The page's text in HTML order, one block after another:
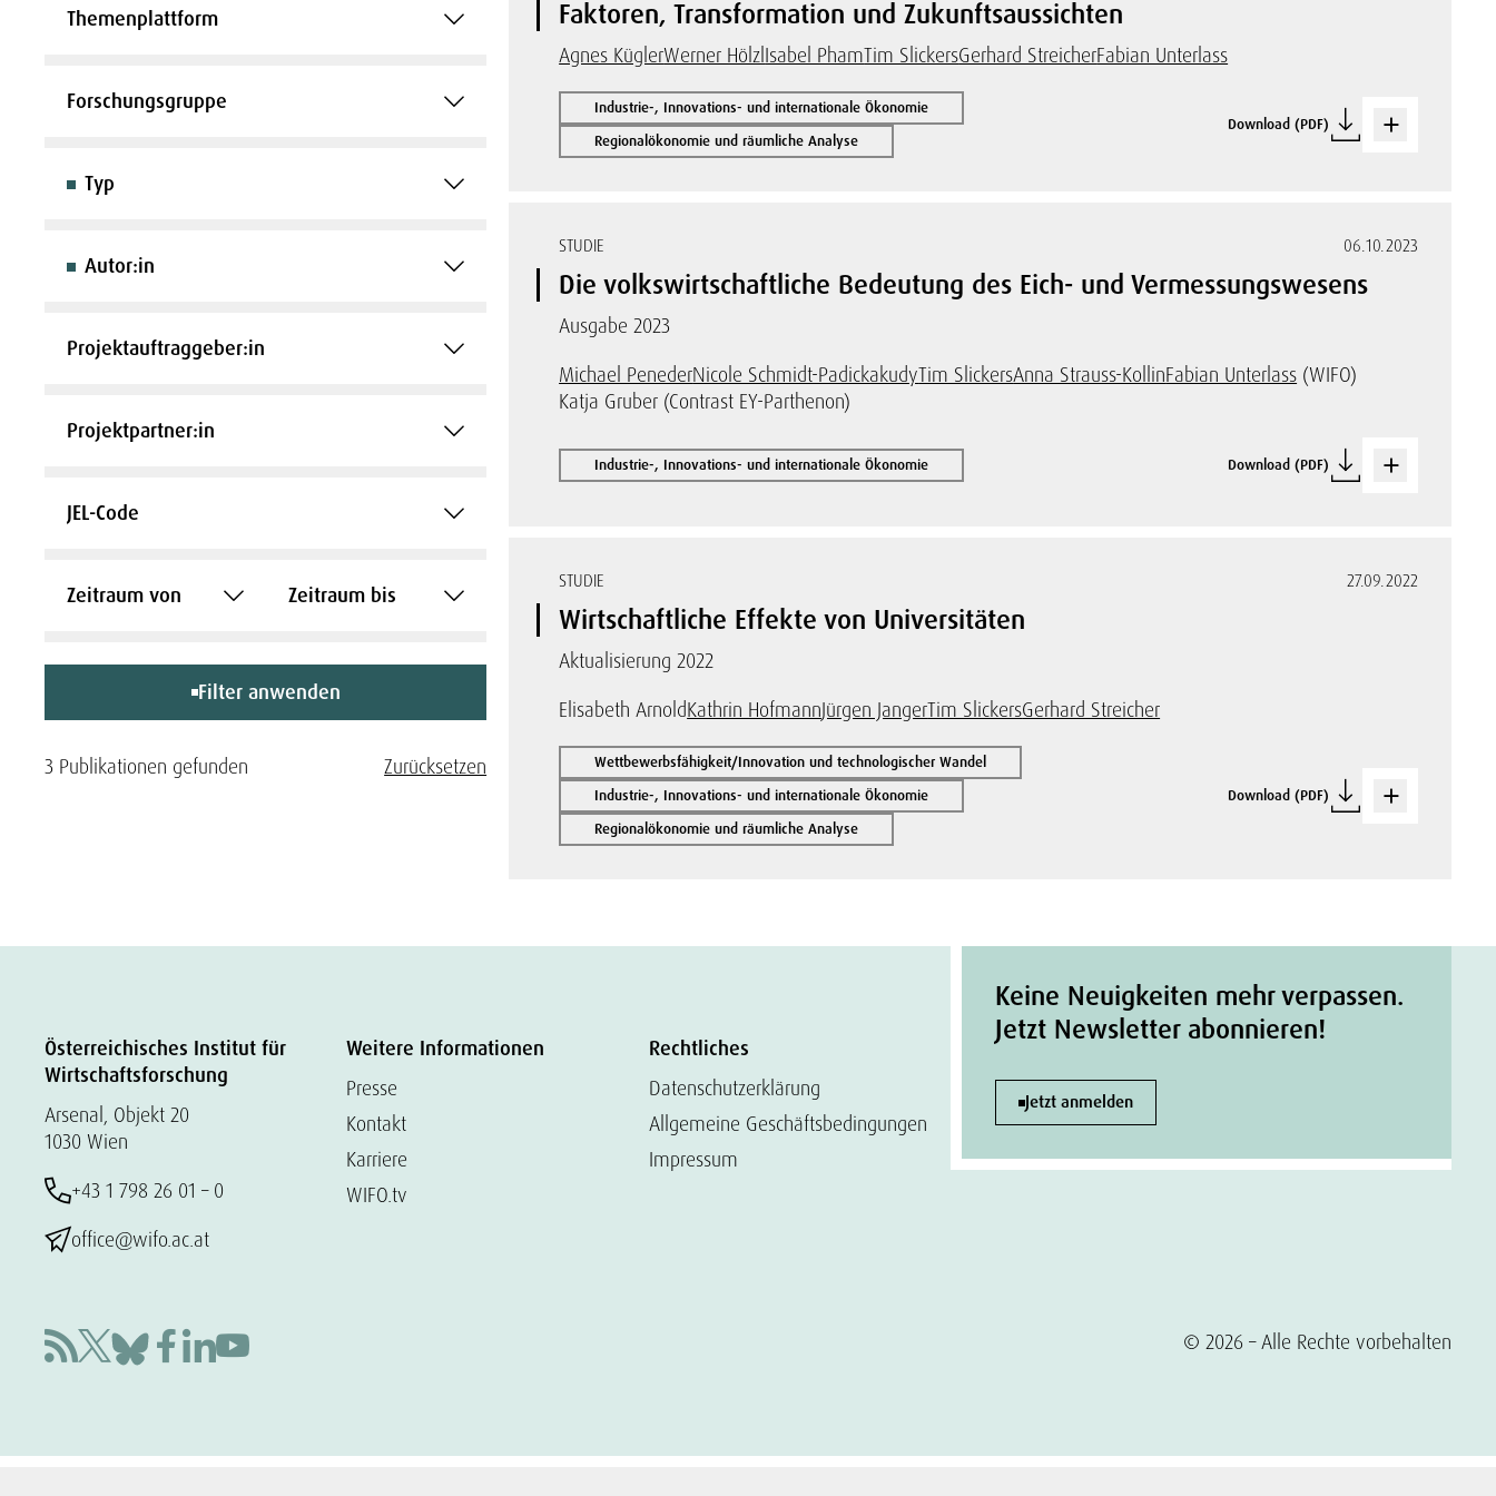
Themenplattform
Forschungsgruppe
Typ
Autor:in
Projektauftraggeber:in
Projektpartner:in
JEL-Code
Zeitraum von Zeitraum bis
Filter anwenden
3 Publikationen gefunden Zurücksetzen
Faktoren, Transformation und Zukunftsaussichten
Agnes KüglerWerner Hölzl Isabel PhamTim SlickersGerhard StreicherFabian Unterlass
Industrie-, Innovations- und internationale Ökonomie
Regionalökonomie und räumliche Analyse
Download (PDF)
STUDIE 06.10.2023
Die volkswirtschaftliche Bedeutung des Eich- und Vermessungswesens
Ausgabe 2023
Michael PenederNicole Schmidt-PadickakudyTim SlickersAnna Strauss-KollinFabian Unterlass (WIFO)
Katja Gruber (Contrast EY-Parthenon)
Industrie-, Innovations- und internationale Ökonomie Download (PDF)
STUDIE 27.09.2022
Wirtschaftliche Effekte von Universitäten
Aktualisierung 2022
Elisabeth ArnoldKathrin HofmannJürgen JangerTim SlickersGerhard Streicher
Wettbewerbsfähigkeit/Innovation und technologischer Wandel
Industrie-, Innovations- und internationale Ökonomie
Regionalökonomie und räumliche Analyse
Download (PDF)
Österreichisches Institut für
Wirtschaftsforschung
Arsenal, Objekt 20
1030 Wien
+43 1 798 26 01 – 0
office@wifo.ac.at
Weitere Informationen
Presse
Kontakt
Karriere
WIFO.tv
Rechtliches
Datenschutzerklärung
Allgemeine Geschäftsbedingungen
Impressum
Keine Neuigkeiten mehr verpassen.
Jetzt Newsletter abonnieren!
Jetzt anmelden
© 2026 – Alle Rechte vorbehalten